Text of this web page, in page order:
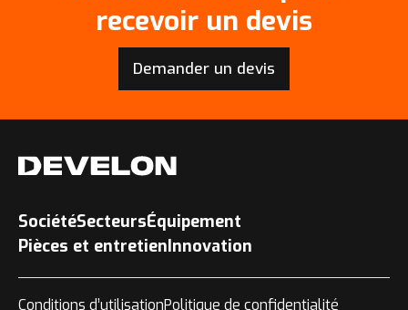
recevoir un devis
Demander un devis
SociétéSecteursÉquipement
Pièces et entretienInnovation
Conditions d’utilisationPolitique de confidentialité